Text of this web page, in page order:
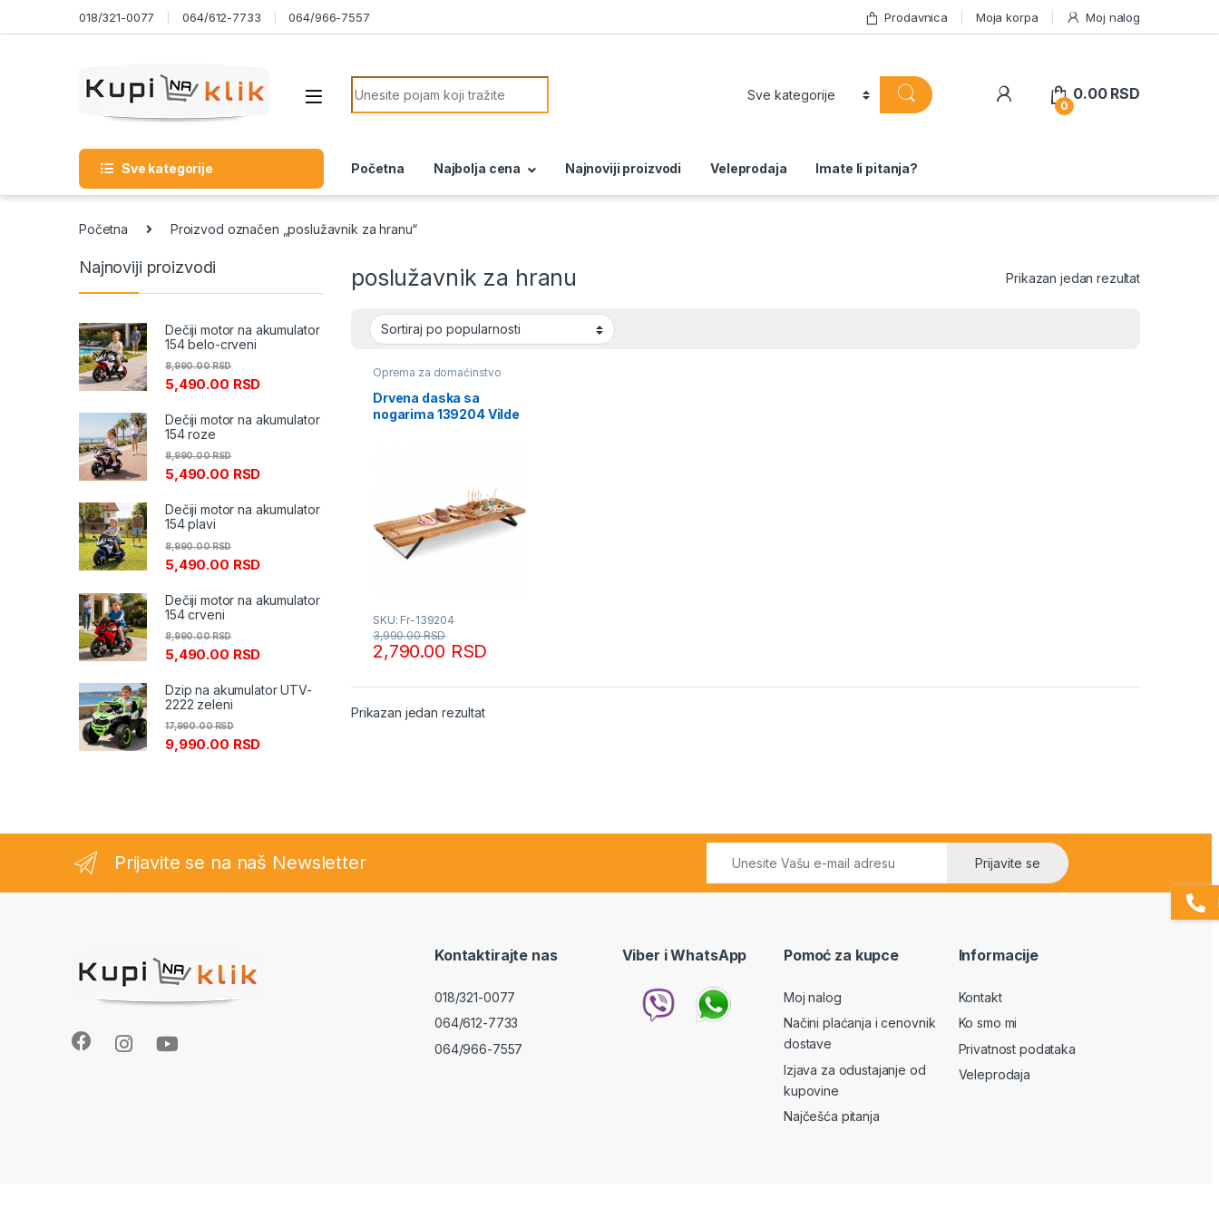
Skip to navigation018/321-0077 064/612-7733 064/966-7557 Prodavnica Moja korpa Moj nalog
Search for:
0
0.00 RSD
Sve kategorije Početna Najbolja cena Najnoviji proizvodi Veleprodaja Imate li pitanja?
Početna Proizvod označen „poslužavnik za hranu“
poslužavnik za hranu Prikazan jedan rezultat
Oprema za domaćinstvo
Drvena daska sa
nogarima 139204 Vilde
SKU: Fr-139204
2,790.00 RSD
3,990.00RSD
Prikazan jedan rezultat
Najnoviji proizvodi
Dečiji motor na akumulator
154 belo-crveni
5,490.00 RSD
8,990.00RSD
Dečiji motor na akumulator
154 roze
5,490.00 RSD
8,990.00RSD
Dečiji motor na akumulator
154 plavi
5,490.00 RSD
8,990.00RSD
Dečiji motor na akumulator
154 crveni
5,490.00 RSD
8,990.00RSD
Dzip na akumulator UTV-
2222 zeleni
9,990.00 RSD
17,990.00RSD
Prijavite se na naš Newsletter Prijavite se
Kontaktirajte nas
018/321-0077
064/612-7733
064/966-7557
Viber i WhatsApp Pomoć za kupce
Moj nalog
Načini plaćanja i cenovnik
dostave
Izjava za odustajanje od
kupovine
Najčešća pitanja
Informacije
Kontakt
Ko smo mi
Privatnost podataka
Veleprodaja